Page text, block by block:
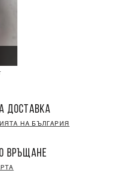
ДОСТАВКА
НА БЪЛГАРИЯ
ВРЪЩАНЕ